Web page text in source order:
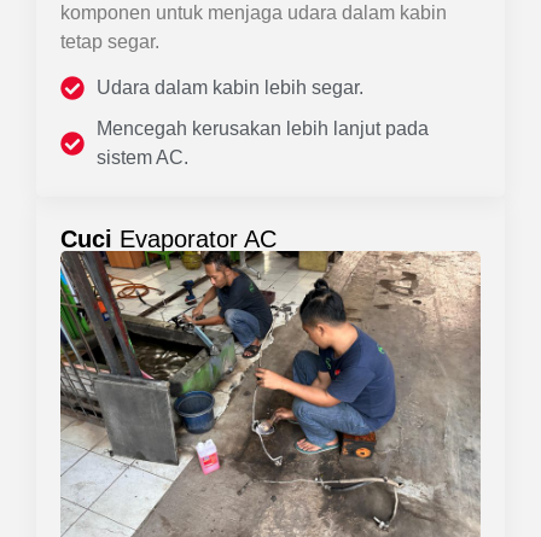
komponen untuk menjaga udara dalam kabin
tetap segar.
Udara dalam kabin lebih segar.
Mencegah kerusakan lebih lanjut pada
sistem AC.
Cuci Evaporator AC